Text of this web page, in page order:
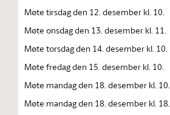
Møte tirsdag den 12. desember kl. 10.
Møte onsdag den 13. desember kl. 11.
Møte torsdag den 14. desember kl. 10.
Møte fredag den 15. desember kl. 10.
Møte mandag den 18. desember kl. 10.
Møte mandag den 18. desember kl. 18.